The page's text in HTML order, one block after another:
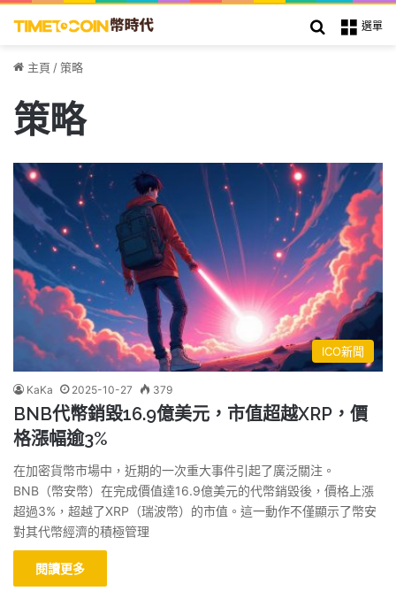
選單
搜索
主頁 / 策略
策略
ICO新聞
KaKa 2025-10-27 379
BNB代幣銷毀16.9億美元，市值超越XRP，價
格漲幅逾3%
在加密貨幣市場中，近期的一次重大事件引起了廣泛關注。
BNB（幣安幣）在完成價值達16.9億美元的代幣銷毀後，價格上漲
超過3%，超越了XRP（瑞波幣）的市值。這一動作不僅顯示了幣安
對其代幣經濟的積極管理
閱讀更多